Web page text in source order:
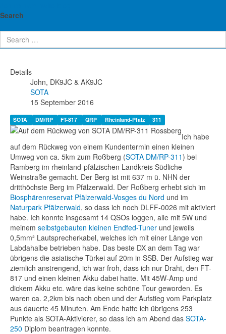
Search
SOTA: DM/RP-311 Rossberg -
31.08.2016
Details
John, DK9JC & AK9JC
SOTA
15 September 2016
SOTA DM/RP FT-817 QRP Rheinland-Pfalz 311
Ich habe
auf dem Rückweg von einem Kundentermin einen kleinen
Umweg von ca. 5km zum Roßberg (SOTA DM/RP-311) bei
Ramberg im rheinland-pfälzischen Landkreis Südliche
Weinstraße gemacht. Der Berg ist mit 637 m ü. NHN der
dritthöchste Berg im Pfälzerwald. Der Roßberg erhebt sich im
Biosphärenreservat Pfälzerwald-Vosges du Nord und im
Naturpark Pfälzerwald, so dass ich noch DLFF-0026 mit aktiviert
habe. Ich konnte insgesamt 14 QSOs loggen, alle mit 5W und
meinem selbstgebauten kleinen Endfed-Tuner und jeweils
0,5mm² Lautsprecherkabel, welches ich mit einer Länge von
Labdahalbe betrieben habe. Das beste DX an dem Tag war
übrigens die asiatische Türkei auf 20m in SSB. Der Aufstieg war
ziemlich anstrengend, ich war froh, dass ich nur Draht, den FT-
817 und einen kleinen Akku dabei hatte. Mit 45W-Amp und
dickem Akku etc. wäre das keine schöne Tour geworden. Es
waren ca. 2,2km bis nach oben und der Aufstieg vom Parkplatz
aus dauerte 45 Minuten. Am Ende hatte ich übrigens 253
Punkte als SOTA-Aktivierer, so dass ich am Abend das SOTA-
250 Diplom beantragen konnte.